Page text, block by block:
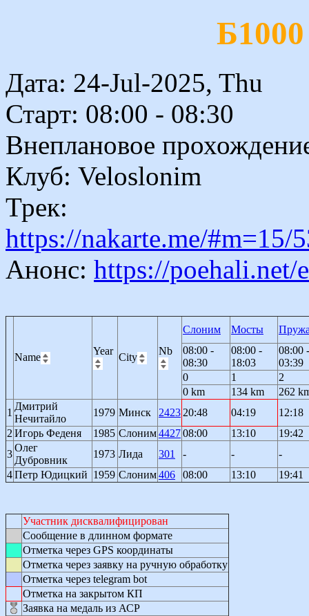
Дата: 24-Jul-2025, Thu
Старт: 08:00 - 08:30
Внеплановое
Клуб: Veloslonim
Трек:
https://nakarte.me/
Анонс: https://poehali.net/
Name
Year
City
Nb
Слоним Мосты
08:00 -
08:30
08:00 -
18:03
08:00 -
03:39
0
1
2
0 km
134 km
262
1
Дмитрий
Нечитайло
1979 Минск 2423 20:48 04:19
12:18
2 Игорь Феденя 1985 Слоним442708:00 13:10
19:42
3
Олег
Дубровник
1973 Лида 301 - -
-
4Петр Юдицкий 1959 Слоним406 08:00 13:10 19:41
Участник дисквалифицирован
Сообщение в длинном формате
Отметка через GPS координаты
Отметка через заявку на ручную обработку
Отметка через telegram bot
Отметка на закрытом КП
Заявка на медаль из АСР